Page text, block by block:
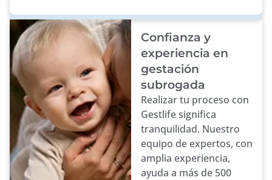
Confianza y
experiencia en
gestación
subrogada
Realizar tu proceso con
Gestlife significa
tranquilidad. Nuestro
equipo de expertos, con
amplia experiencia,
ayuda a más de 500